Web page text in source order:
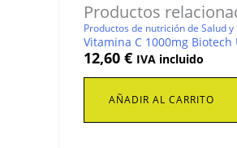
Productos
Productos de nutrición de Salud
Vitamina C 1000mg Biotech
12,60 € IVA incluido
AÑADIR AL CARRITO